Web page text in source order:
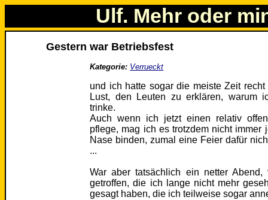
Ulf. Mehr oder
Gestern war Betriebsfest
Kategorie: Verrueckt
und ich hatte sogar die meiste Zeit
Lust, den Leuten zu erklären, warum
trinke.
Auch wenn ich jetzt einen relativ
pflege, mag ich es trotzdem nicht
Nase binden, zumal eine Feier dafür
...
War aber tatsächlich ein netter
getroffen, die ich lange nicht mehr
gesagt haben, die ich teilweise sogar